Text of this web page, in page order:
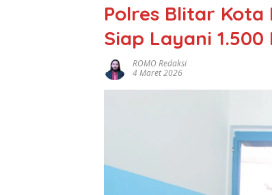
Polres Blitar Kota
Siap Layani 1.500
ROMO Redaksi
4 Maret 2026